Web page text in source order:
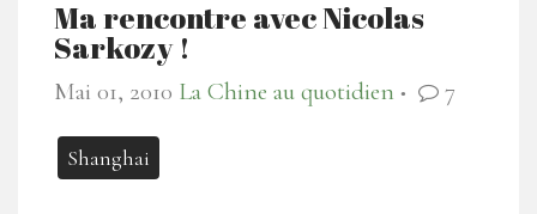
Ma rencontre avec Nicolas
Sarkozy !
Mai 01, 2010 La Chine au quotidien ● 7
Shanghai